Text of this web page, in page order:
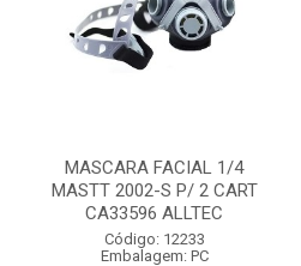
MASCARA FACIAL 1/4
MASTT 2002-S P/ 2 CART
CA33596 ALLTEC
Código: 12233
Embalagem: PC